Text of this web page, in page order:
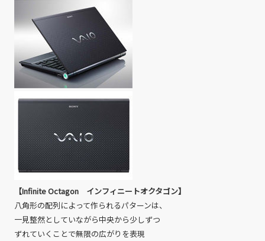
【Infinite Octagon インフィニートオクタゴン】
八角形の配列によって作られるパターンは、
一見整然としていながら中央から少しずつ
ずれていくことで無限の広がりを表現